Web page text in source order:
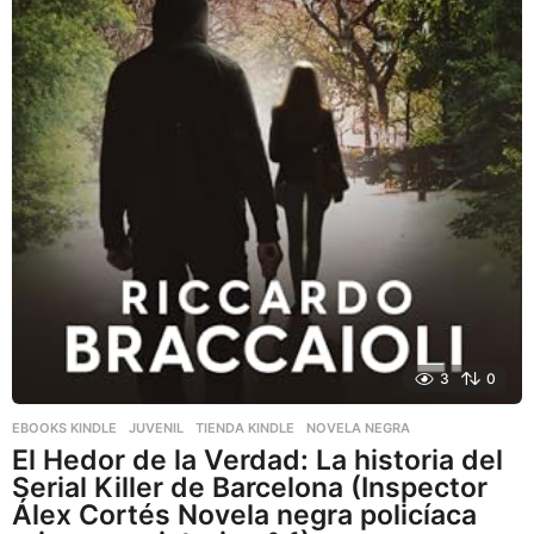
3 0
EBOOKS KINDLE ,JUVENIL ,TIENDA KINDLE NOVELA NEGRA
El Hedor de la Verdad: La historia del
Serial Killer de Barcelona (Inspector
Álex Cortés Novela negra policíaca